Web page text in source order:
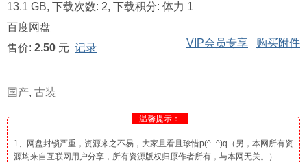
13.1 GB, 下载次数: 2, 下载积分: 体力 1
百度网盘
售价: 2.50 元 记录 VIP会员专享 购买附件
国产, 古装
温馨提示：
1、网盘封锁严重，资源来之不易，大家且看且珍惜p(^_^)q（另，本网所有资
源均来自互联网用户分享，所有资源版权归原作者所有，与本网无关。）